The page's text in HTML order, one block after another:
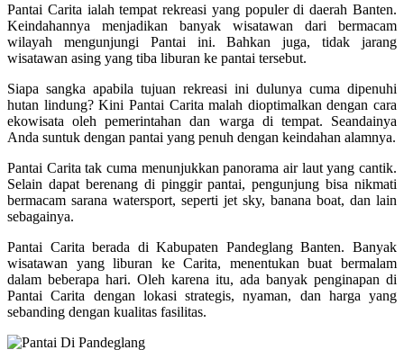
Pantai Carita ialah tempat rekreasi yang populer di daerah Banten.
Keindahannya menjadikan banyak wisatawan dari bermacam
wilayah mengunjungi Pantai ini. Bahkan juga, tidak jarang
wisatawan asing yang tiba liburan ke pantai tersebut.
Siapa sangka apabila tujuan rekreasi ini dulunya cuma dipenuhi
hutan lindung? Kini Pantai Carita malah dioptimalkan dengan cara
ekowisata oleh pemerintahan dan warga di tempat. Seandainya
Anda suntuk dengan pantai yang penuh dengan keindahan alamnya.
Pantai Carita tak cuma menunjukkan panorama air laut yang cantik.
Selain dapat berenang di pinggir pantai, pengunjung bisa nikmati
bermacam sarana watersport, seperti jet sky, banana boat, dan lain
sebagainya.
Pantai Carita berada di Kabupaten Pandeglang Banten. Banyak
wisatawan yang liburan ke Carita, menentukan buat bermalam
dalam beberapa hari. Oleh karena itu, ada banyak penginapan di
Pantai Carita dengan lokasi strategis, nyaman, dan harga yang
sebanding dengan kualitas fasilitas.